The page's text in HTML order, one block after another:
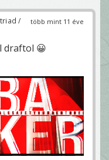
több mint 11 éve
/
draftol 😀